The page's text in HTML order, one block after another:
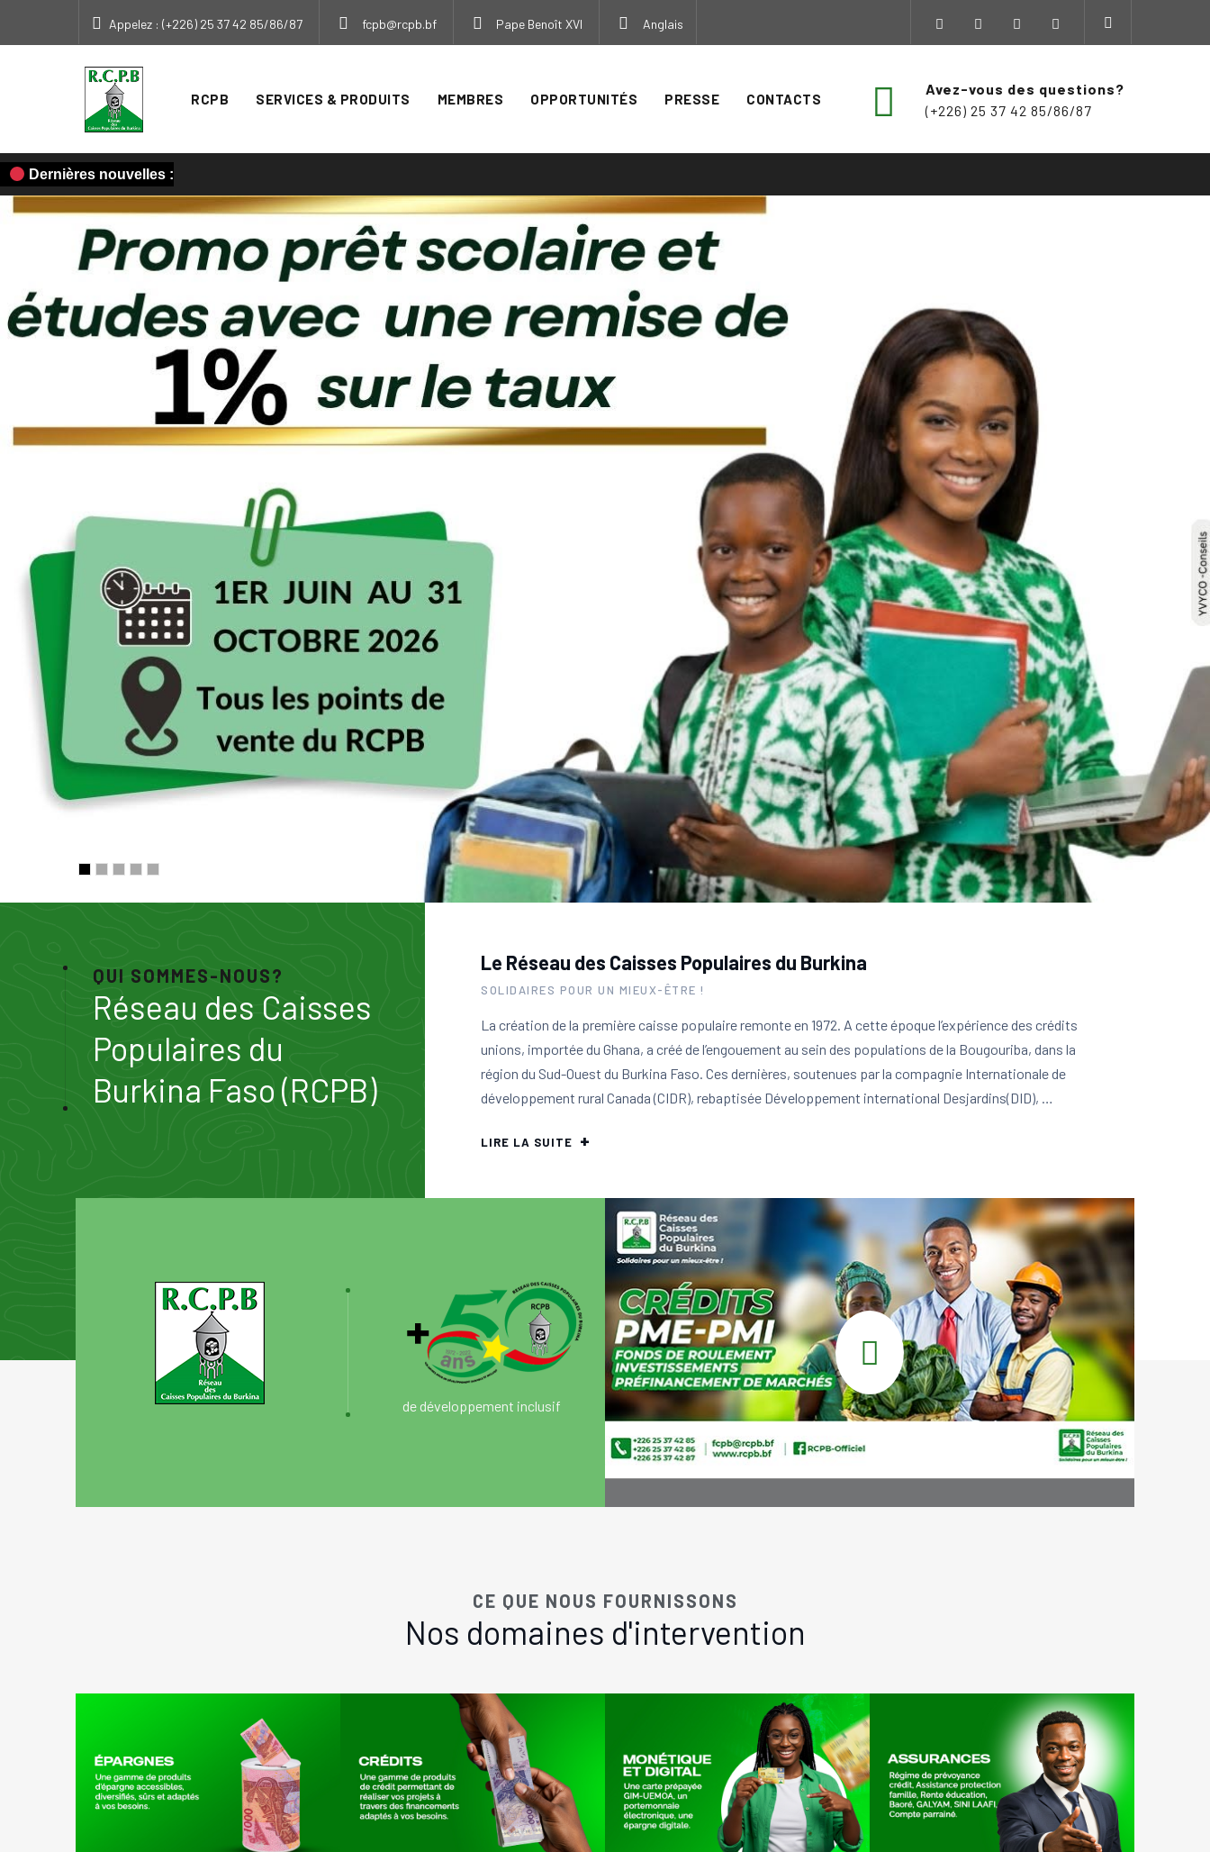
Appelez : (+226) 25 37 42 85/86/87 fcpb@rcpb.bf Pape Benoît XVI Anglais
RCPB SERVICES & PRODUITS MEMBRES OPPORTUNITÉS PRESSE CONTACTS
Avez-vous des questions?
(+226) 25 37 42 85/86/87
Dernières nouvelles :
QUI SOMMES-NOUS?
Réseau des Caisses
Populaires du
Burkina Faso (RCPB)
Le Réseau des Caisses Populaires du Burkina
SOLIDAIRES POUR UN MIEUX-ÊTRE !
La création de la première caisse populaire remonte en 1972. A cette époque l’expérience des crédits
unions, importée du Ghana, a créé de l’engouement au sein des populations de la Bougouriba, dans la
région du Sud-Ouest du Burkina Faso. Ces dernières, soutenues par la compagnie Internationale de
développement rural Canada (CIDR), rebaptisée Développement international Desjardins(DID), …
LIRE LA SUITE
de développement inclusif
CE QUE NOUS FOURNISSONS
Nos domaines d'intervention